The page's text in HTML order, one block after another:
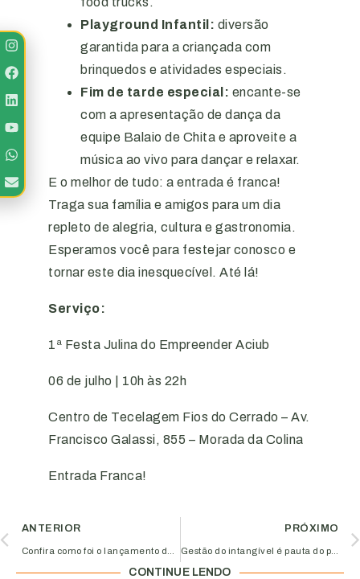
Playground Infantil: diversão
garantida para a criançada com
brinquedos e atividades especiais.
Fim de tarde especial: encante-se
com a apresentação de dança da
equipe Balaio de Chita e aproveite a
música ao vivo para dançar e relaxar.
E o melhor de tudo: a entrada é franca!
Traga sua família e amigos para um dia
repleto de alegria, cultura e gastronomia.
Esperamos você para festejar conosco e
tornar este dia inesquecível. Até lá!
Serviço:
1ª Festa Julina do Empreender Aciub
06 de julho | 10h às 22h
Centro de Tecelagem Fios do Cerrado – Av.
Francisco Galassi, 855 – Morada da Colina
Entrada Franca!
ANTERIOR PRÓXIMO
CONTINUE LENDO